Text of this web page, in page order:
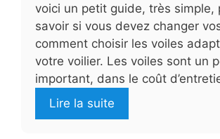
voici un petit guide, très simple,
savoir si vous devez changer
comment choisir les voiles
votre voilier. Les voiles sont un
important, dans le coût
Lire la suite